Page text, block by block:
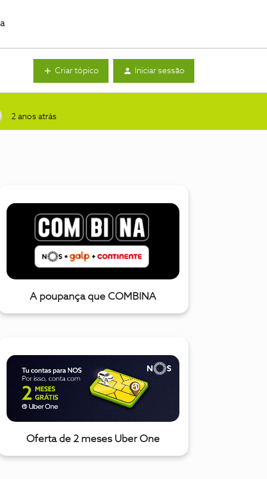
Criar tópico Iniciar sessão
2 anos atrás
A poupança que COMBINA
Oferta de 2 meses Uber One